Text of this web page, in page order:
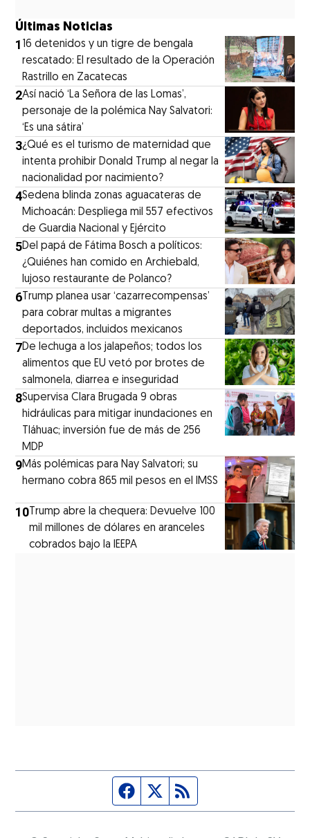
Últimas Noticias
1 16 detenidos y un tigre de bengala
rescatado: El resultado de la Operación
Rastrillo en Zacatecas
2⁠Así nació ‘La Señora de las Lomas’,
personaje de la polémica Nay Salvatori:
‘Es una sátira’
3¿Qué es el turismo de maternidad que
intenta prohibir Donald Trump al negar la
nacionalidad por nacimiento?
4Sedena blinda zonas aguacateras de
Michoacán: Despliega mil 557 efectivos
de Guardia Nacional y Ejército
5⁠Del papá de Fátima Bosch a políticos:
¿Quiénes han comido en Archiebald,
lujoso restaurante de Polanco?
6 Trump planea usar ‘cazarrecompensas’
para cobrar multas a migrantes
deportados, incluidos mexicanos
7De lechuga a los jalapeños; todos los
alimentos que EU vetó por brotes de
salmonela, diarrea e inseguridad
8Supervisa Clara Brugada 9 obras
hidráulicas para mitigar inundaciones en
Tláhuac; inversión fue de más de 256
MDP
9Más polémicas para Nay Salvatori; su
hermano cobra 865 mil pesos en el IMSS
10 Trump abre la chequera: Devuelve 100
mil millones de dólares en aranceles
cobrados bajo la IEEPA
Página de Facebook
Fuente Twitter